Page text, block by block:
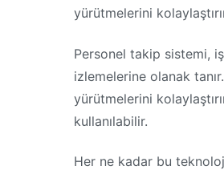
yürütmelerini
Personel takip sistemi,
izlemelerine olanak
yürütmelerini
kullanılabilir.
Her ne kadar bu